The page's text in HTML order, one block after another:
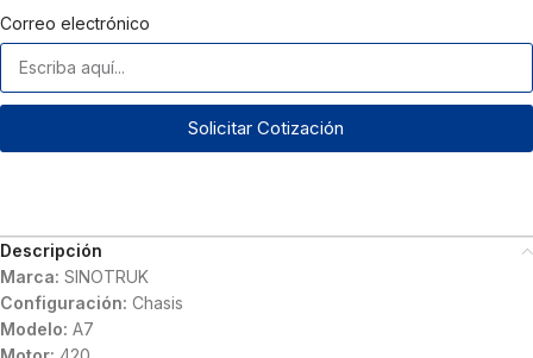
Correo electrónico
Solicitar Cotización
Descripción
Marca: SINOTRUK
Configuración: Chasis
Modelo: A7